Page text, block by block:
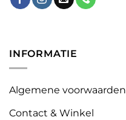
INFORMATIE
Algemene voorwaarden
Contact & Winkel